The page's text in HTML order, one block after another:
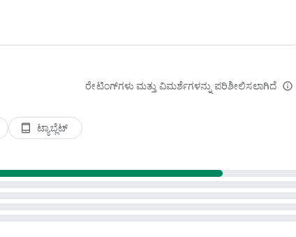
ರೇಟಿಂಗ್‌ಗಳು ಮತ್ತು ವಿಮರ್ಶೆಗಳನ್ನು ಪರಿಶೀಲಿಸಲಾಗಿದೆ info_outline
tablet_android ಟ್ಯಾಬ್ಲೆಟ್